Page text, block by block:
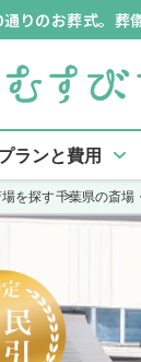
りのお葬式。葬
ランと費用
を探す千葉県の斎場